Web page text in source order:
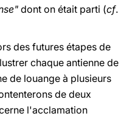
dont on était parti (cf.
des futures étapes de
chaque antienne de
de louange à plusieurs
de deux
l'acclamation